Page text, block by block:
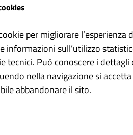
Colle è un progetto realizzato da
per migliorare l’esperienza
informazioni sull’utilizzo
tecnici. Può conoscere i
nella navigazione si
abbandonare il sito.